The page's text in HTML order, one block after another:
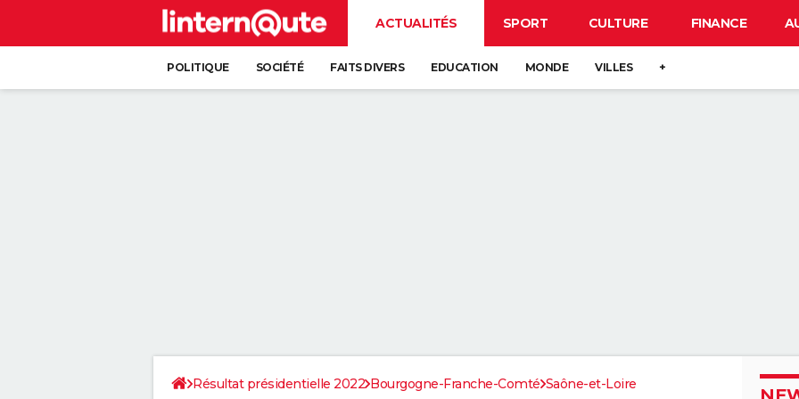
ACTUALITÉS SPORT CULTURE FINANCE
POLITIQUE SOCIÉTÉ FAITS DIVERS EDUCATION MONDE VILLES +
Résultat présidentielle 2022 Bourgogne-Franche-Comté Saône-et-Loire